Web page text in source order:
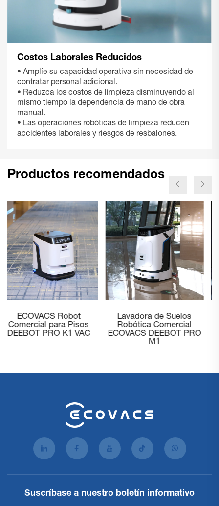
Costos Laborales Reducidos
• Amplíe su capacidad operativa sin necesidad de
contratar personal adicional.
• Reduzca los costos de limpieza disminuyendo al
mismo tiempo la dependencia de mano de obra
manual.
• Las operaciones robóticas de limpieza reducen
accidentes laborales y riesgos de resbalones.
Productos recomendados
ECOVACS Robot
Comercial para Pisos
DEEBOT PRO K1 VAC
Lavadora de Suelos
Robótica Comercial
ECOVACS DEEBOT PRO
M1
Suscríbase a nuestro boletín informativo